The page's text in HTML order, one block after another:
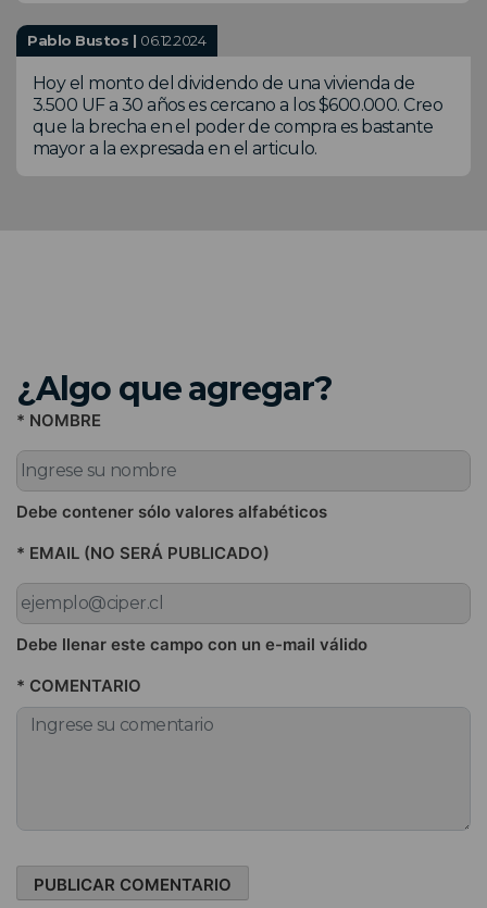
Pablo Bustos | 06.12.2024
Hoy el monto del dividendo de una vivienda de
3.500 UF a 30 años es cercano a los $600.000. Creo
que la brecha en el poder de compra es bastante
mayor a la expresada en el articulo.
¿Algo que agregar?
* NOMBRE
Debe contener sólo valores alfabéticos
* EMAIL (NO SERÁ PUBLICADO)
Debe llenar este campo con un e-mail válido
* COMENTARIO